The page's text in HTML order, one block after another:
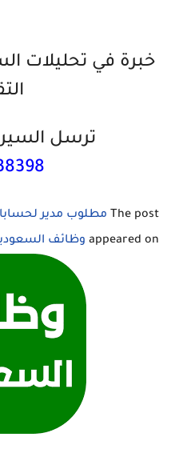
خبرة في تحليلات
ترسل
The post مطلوب مدير
appeared on وظائف